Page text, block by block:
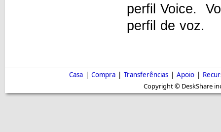
perfil Voice.
perfil de voz.
Casa | Compra | Transferências | Apoio |
Copyright © DeskShare